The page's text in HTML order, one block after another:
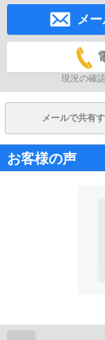
メ
現況の確
メールで共有
お客様の声